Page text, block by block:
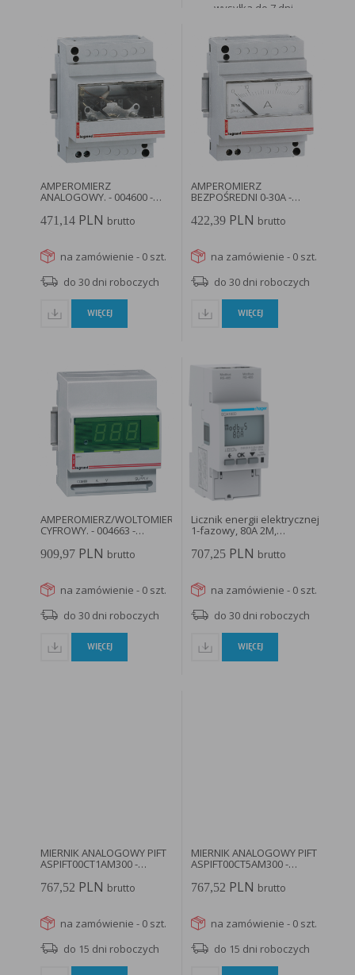
wysyłka do 7 dni
WIĘCEJ
AMPEROMIERZ
ANALOGOWY. - 004600 -
471,14 PLN brutto
na zamówienie - 0 szt.
do 30 dni roboczych
WIĘCEJ
AMPEROMIERZ
BEZPOŚREDNI 0-30A -
422,39 PLN brutto
na zamówienie - 0 szt.
do 30 dni roboczych
WIĘCEJ
AMPEROMIERZ/WOLTOMIERZ
CYFROWY. - 004663 -
909,97 PLN brutto
na zamówienie - 0 szt.
do 30 dni roboczych
WIĘCEJ
Licznik energii elektrycznej
1-fazowy, 80A 2M,
AGARDIO...
707,25 PLN brutto
na zamówienie - 0 szt.
do 30 dni roboczych
WIĘCEJ
MIERNIK ANALOGOWY PIFT
ASPIFT00CT1AM300 -
767,52 PLN brutto
na zamówienie - 0 szt.
do 15 dni roboczych
MIERNIK ANALOGOWY PIFT
ASPIFT00CT5AM300 -
767,52 PLN brutto
na zamówienie - 0 szt.
do 15 dni roboczych